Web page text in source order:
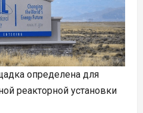
определена для
реакторной установки